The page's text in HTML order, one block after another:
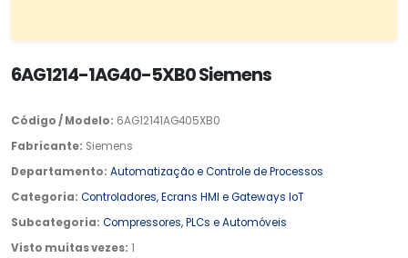
6AG1214-1AG40-5XB0 Siemens
Código / Modelo: 6AG12141AG405XB0
Fabricante: Siemens
Departamento: Automatização e Controle de Processos
Categoria: Controladores, Ecrans HMI e Gateways IoT
Subcategoria: Compressores, PLCs e Automóveis
Visto muitas vezes: 1